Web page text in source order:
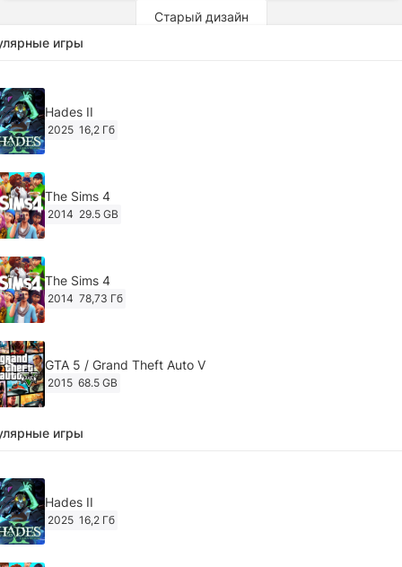
Старый дизайн
игры
Hades II
2025 16,2 Гб
The Sims 4
2014 29.5 GB
The Sims 4
2014 78,73 Гб
GTA 5 / Grand Theft Auto V
2015 68.5 GB
Ghost of Tsushima: Director's Cut v.1053.8.1023.1614
игры
Hades II
2025 16,2 Гб